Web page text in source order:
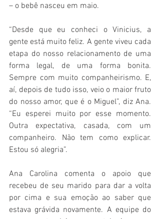
– o bebê nasceu em maio.
“Desde que eu conheci o Vinicius, a
gente está muito feliz. A gente viveu cada
etapa do nosso relacionamento de uma
forma legal, de uma forma bonita.
Sempre com muito companheirismo. E,
aí, depois de tudo isso, veio o maior fruto
do nosso amor, que é o Miguel”, diz Ana.
“Eu esperei muito por esse momento.
Outra expectativa, casada, com um
companheiro. Não tem como explicar.
Estou só alegria”.
Ana Carolina comenta o apoio que
recebeu de seu marido para dar a volta
por cima e sua emoção ao saber que
estava grávida novamente. A equipe do